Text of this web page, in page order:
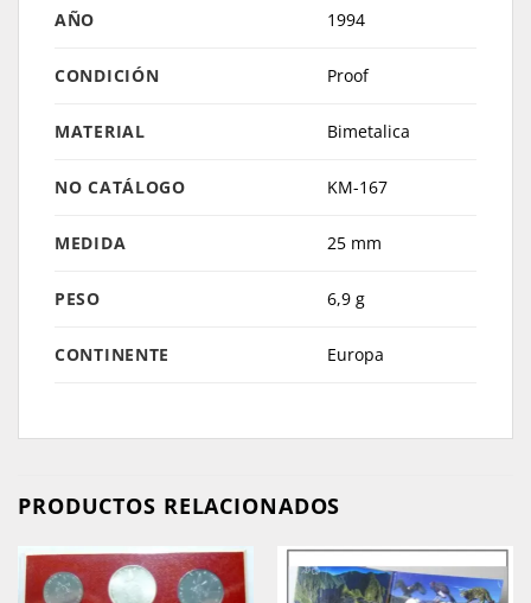
AÑO 1994
CONDICIÓN Proof
MATERIAL Bimetalica
NO CATÁLOGO KM-167
MEDIDA 25 mm
PESO 6,9 g
CONTINENTE Europa
PRODUCTOS RELACIONADOS